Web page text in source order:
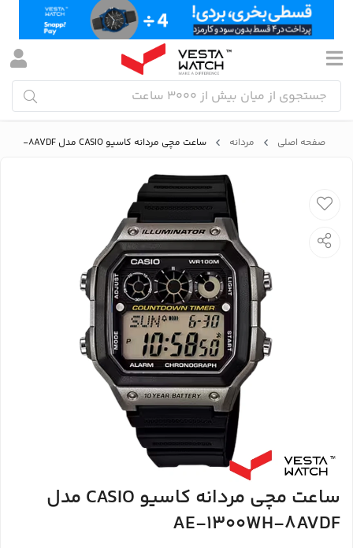
صفحه اصلی مردانه ساعت مچی مردانه کاسیو CASIO مدل AE-1300WH-8AVDF
ساعت مچی مردانه کاسیو CASIO مدل
AE-1300WH-8AVDF